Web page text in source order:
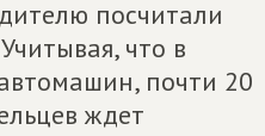
посчитали
что в
почти 20
ждет